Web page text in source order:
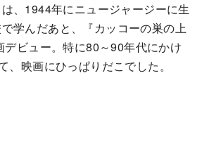
、1944年にニュージャージーに生
学んだあと、『カッコーの巣の上
ビュー。特に80～90年代にかけ
、映画にひっぱりだこでした。